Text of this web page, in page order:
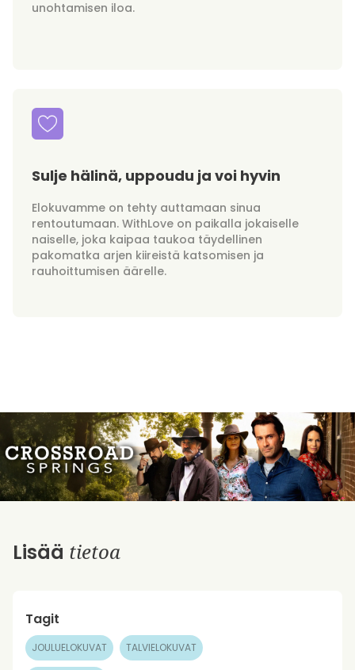
unohtamisen iloa.
Sulje hälinä, uppoudu ja voi hyvin
Elokuvamme on tehty auttamaan sinua
rentoutumaan. WithLove on paikalla jokaiselle
naiselle, joka kaipaa taukoa täydellinen
pakomatka arjen kiireistä katsomisen ja
rauhoittumisen äärelle.
Lisää tietoa
Tagit
JOULUELOKUVAT TALVIELOKUVAT